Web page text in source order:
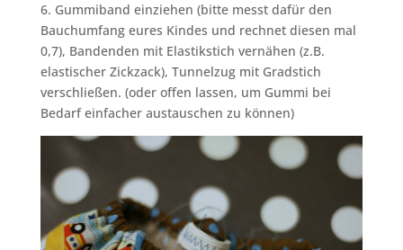
6. Gummiband einziehen (bitte messt dafür den
Bauchumfang eures Kindes und rechnet diesen mal
0,7), Bandenden mit Elastikstich vernähen (z.B.
elastischer Zickzack), Tunnelzug mit Gradstich
verschließen. (oder offen lassen, um Gummi bei
Bedarf einfacher austauschen zu können)